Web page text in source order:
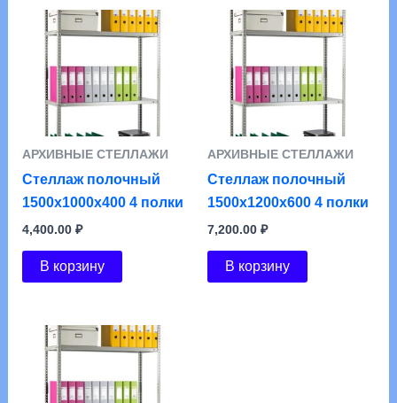
АРХИВНЫЕ СТЕЛЛАЖИ
Стеллаж полочный
1500х1000х400 4 полки
4,400.00 ₽
В корзину
АРХИВНЫЕ СТЕЛЛАЖИ
Стеллаж полочный
1500х1200х600 4 полки
7,200.00 ₽
В корзину